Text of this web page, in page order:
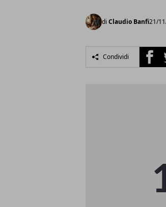
di Claudio Banfi21/
Condividi